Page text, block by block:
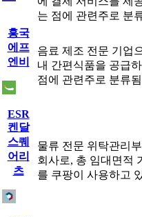
는 점에 관련주로 분
흥국
에프
엔비
음료 제조 전문 기업
내 간편식품을 공급
점에 관련주로 분류됨
ESR
켄달
스퀘
어리
츠
물류 전문 위탁관리
회사로, 총 임대면적
를 쿠팡이 사용하고